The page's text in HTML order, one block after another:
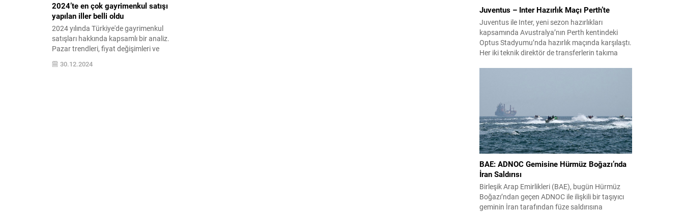
2024’te en çok gayrimenkul satışı
yapılan iller belli oldu
2024 yılında Türkiye'de gayrimenkul
satışları hakkında kapsamlı bir analiz.
Pazar trendleri, fiyat değişimleri ve
yatırım fırsatlarıyla 2024'teki gayrimenkul
dinamiklerini keşfedin.
30.12.2024
Juventus – Inter Hazırlık Maçı Perth’te
Juventus ile Inter, yeni sezon hazırlıkları
kapsamında Avustralya’nın Perth kentindeki
Optus Stadyumu’nda hazırlık maçında karşılaştı.
Her iki teknik direktör de transferlerin takıma
Yıldız ilk 11’de görev alırken,...
BAE: ADNOC Gemisine Hürmüz Boğazı’nda
İran Saldırısı
Birleşik Arap Emirlikleri (BAE), bugün Hürmüz
Boğazı’ndan geçen ADNOC ile ilişkili bir taşıyıcı
geminin İran tarafından füze saldırısına